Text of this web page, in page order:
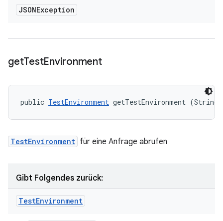
JSONException
getTestEnvironment
public TestEnvironment getTestEnvironment (String
TestEnvironment für eine Anfrage abrufen
Gibt Folgendes zurück:
TestEnvironment